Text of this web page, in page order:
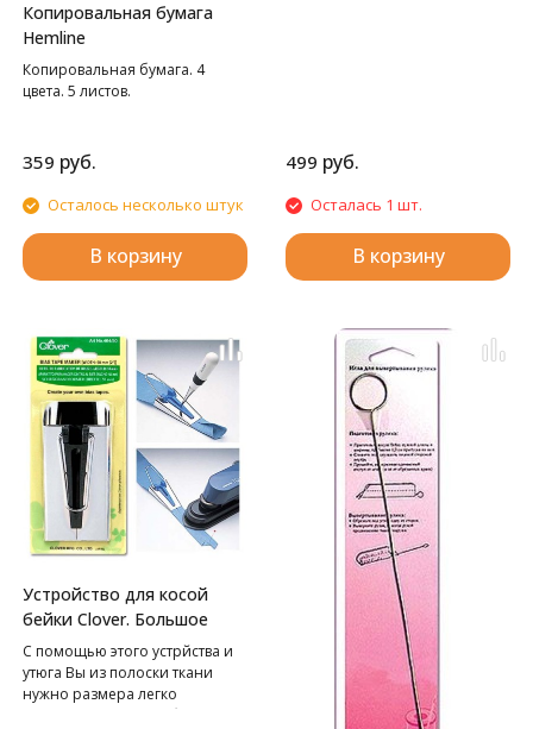
Копировальная бумага
Hemline
Копировальная бумага. 4
цвета. 5 листов.
359 руб.
Осталось несколько штук
В корзину
499 руб.
Осталась 1 шт.
В корзину
Устройство для косой
бейки Clover. Большое
С помощью этого устрйства и
утюга Вы из полоски ткани
нужно размера легко
сформируете косую бейку.